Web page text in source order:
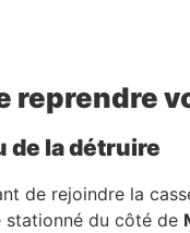
reprendre
de la détruire
de rejoindre la
du côté de